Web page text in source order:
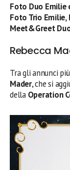
Foto Duo Emilie
Foto Trio Emilie,
Meet&Greet
Rebecca
Tra gli annunci
Mader, che si
della Operation